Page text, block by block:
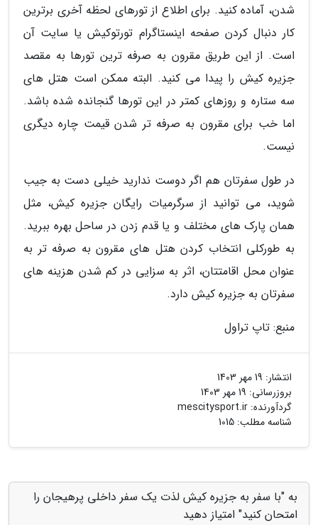
شدن، آماده کنید. برای اطلاع از تورهای لحظه آخری برترین
کار دنبال کردن صفحه اینستاگرام تورتوکیش یا سایت آن
است. از این طریق مقرون به صرفه ترین تورها به مقصد
جزیره کیش را پیدا می کنید. البته ممکن است هتل های
سه ستاره و روزهای کمتر در این تورها گنجانده شده باشد.
اما خب برای مقرون به صرفه تر شدن قیمت چاره دیگری
نیست.
در طول سفرتان هم اگر دوست ندارید خیلی دست به جیب
شوید، می توانید از سرگرمیات رایگان جزیره کیش، مثل
همان پارک های مختلف و یا قدم زدن در ساحل بهره ببرید.
به طورکلی انتخاب کردن هتل های مقرون به صرفه تر به
عنوان محل اقامتتان، اثر به سزایی در کم شدن هزینه های
سفرتان به جزیره کیش دارد.
منبع: تاپ تراول
انتشار: 19 مهر 1403
بروزرسانی: 19 مهر 1403
گردآورنده: mescitysport.ir
شناسه مطلب: 1015
به "با سفر به جزیره کیش لذت یک سفر داخلی پرهیجان را
امتحان کنید" امتیاز دهید